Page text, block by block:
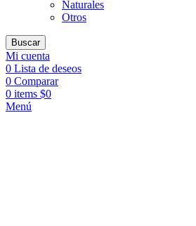
Naturales
Otros
Buscar
Mi cuenta
0 Lista de deseos
0 Comparar
0 items $0
Menú